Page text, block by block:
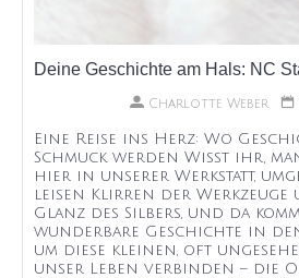
Charlotte Weber
Eine Reise ins Herz: Wo
Schmuck werden Wisst ihr,
hier in unserer Werkstatt,
leisen Klirren der Werkzeuge
Glanz des Silbers, und da
wunderbare Geschichte in
um diese kleinen, oft
unser Leben verbinden – die